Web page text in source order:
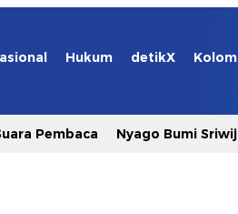
Hukum detikX Kolom
Pembaca Nyago Bumi